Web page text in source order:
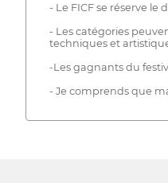
- Le FICF se réserve
- Les catégories
techniques et
-Les gagnants du
- Je comprends que